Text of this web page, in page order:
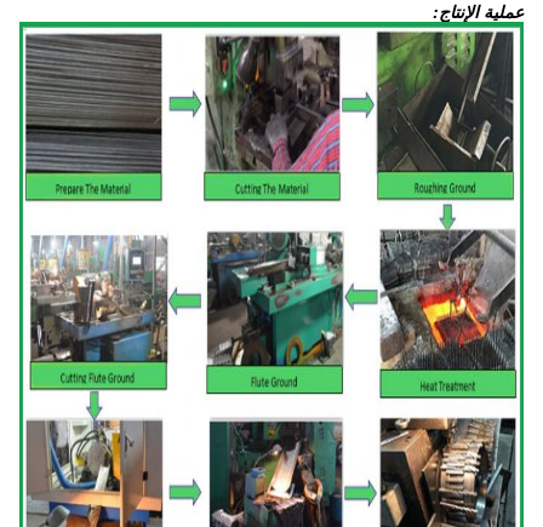
عملية الإنتاج: